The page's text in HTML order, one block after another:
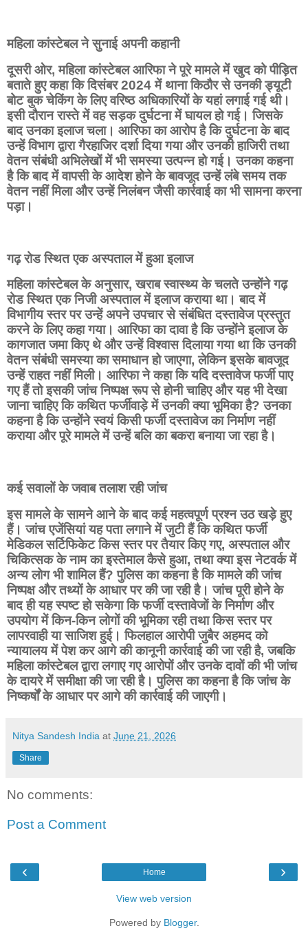
महिला कांस्टेबल ने सुनाई अपनी कहानी
दूसरी ओर, महिला कांस्टेबल आरिफा ने पूरे मामले में खुद को पीड़ित
बताते हुए कहा कि दिसंबर 2024 में थाना किठौर से उनकी ड्यूटी
बोट बुक चेकिंग के लिए वरिष्ठ अधिकारियों के यहां लगाई गई थी।
इसी दौरान रास्ते में वह सड़क दुर्घटना में घायल हो गई। जिसके
बाद उनका इलाज चला। आरिफा का आरोप है कि दुर्घटना के बाद
उन्हें विभाग द्वारा गैरहाजिर दर्शा दिया गया और उनकी हाजिरी तथा
वेतन संबंधी अभिलेखों में भी समस्या उत्पन्न हो गई। उनका कहना
है कि बाद में वापसी के आदेश होने के बावजूद उन्हें लंबे समय तक
वेतन नहीं मिला और उन्हें निलंबन जैसी कार्रवाई का भी सामना करना
पड़ा।
गढ़ रोड स्थित एक अस्पताल में हुआ इलाज
महिला कांस्टेबल के अनुसार, खराब स्वास्थ्य के चलते उन्होंने गढ़
रोड स्थित एक निजी अस्पताल में इलाज कराया था। बाद में
विभागीय स्तर पर उन्हें अपने उपचार से संबंधित दस्तावेज प्रस्तुत
करने के लिए कहा गया। आरिफा का दावा है कि उन्होंने इलाज के
कागजात जमा किए थे और उन्हें विश्वास दिलाया गया था कि उनकी
वेतन संबंधी समस्या का समाधान हो जाएगा, लेकिन इसके बावजूद
उन्हें राहत नहीं मिली। आरिफा ने कहा कि यदि दस्तावेज फर्जी पाए
गए हैं तो इसकी जांच निष्पक्ष रूप से होनी चाहिए और यह भी देखा
जाना चाहिए कि कथित फर्जीवाड़े में उनकी क्या भूमिका है? उनका
कहना है कि उन्होंने स्वयं किसी फर्जी दस्तावेज का निर्माण नहीं
कराया और पूरे मामले में उन्हें बलि का बकरा बनाया जा रहा है।
कई सवालों के जवाब तलाश रही जांच
इस मामले के सामने आने के बाद कई महत्वपूर्ण प्रश्न उठ खड़े हुए
हैं। जांच एजेंसियां यह पता लगाने में जुटी हैं कि कथित फर्जी
मेडिकल सर्टिफिकेट किस स्तर पर तैयार किए गए, अस्पताल और
चिकित्सक के नाम का इस्तेमाल कैसे हुआ, तथा क्या इस नेटवर्क में
अन्य लोग भी शामिल हैं? पुलिस का कहना है कि मामले की जांच
निष्पक्ष और तथ्यों के आधार पर की जा रही है। जांच पूरी होने के
बाद ही यह स्पष्ट हो सकेगा कि फर्जी दस्तावेजों के निर्माण और
उपयोग में किन-किन लोगों की भूमिका रही तथा किस स्तर पर
लापरवाही या साजिश हुई। फिलहाल आरोपी जुबैर अहमद को
न्यायालय में पेश कर आगे की कानूनी कार्रवाई की जा रही है, जबकि
महिला कांस्टेबल द्वारा लगाए गए आरोपों और उनके दावों की भी जांच
के दायरे में समीक्षा की जा रही है। पुलिस का कहना है कि जांच के
निष्कर्षों के आधार पर आगे की कार्रवाई की जाएगी।
Nitya Sandesh India at June 21, 2026
Share
No comments:
Post a Comment
‹ ›
Home
View web version
Powered by Blogger.